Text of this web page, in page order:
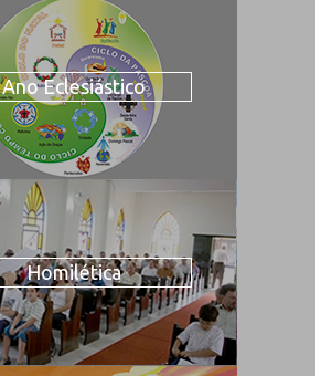
Ano Eclesiástico
Homilética